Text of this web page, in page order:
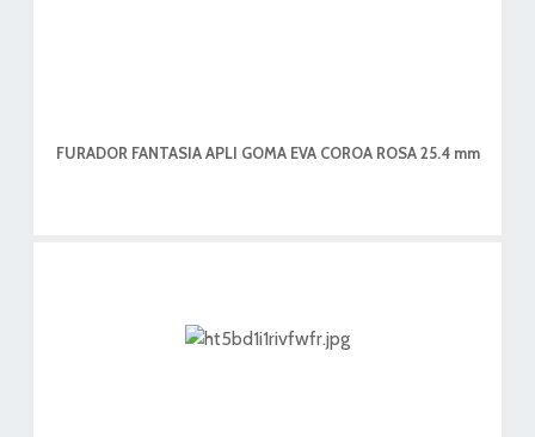
FURADOR FANTASIA APLI GOMA EVA COROA ROSA 25.4 mm